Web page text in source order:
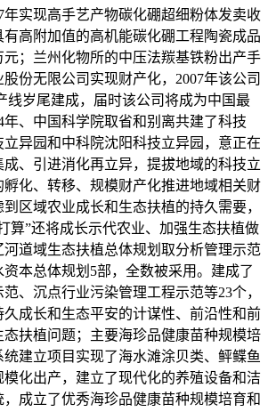
年实现高手艺产物碳化硼超细粉体发卖收
有高附加值的高机能碳化硼工程陶瓷成品
元；兰州化物所的中压法羰基铁粉出产手
份无限公司实现财产化，2007年该公司
线岁尾建成，届时该公司将成为中国最
年、中国科学院取省和别离共建了科技
立异园和中科院沈阳科技立异园，意正在
、引进消化再立异，提拔地域的科技立
化、转移、规模财产化推进地域相关财
区域农业成长和生态扶植的持久需要，
算”还将成长示代农业、加强生态扶植做
道域生态扶植总体规划取分析管理示范
本总体规划5部，全数被采用。建成了
、沉点行业污染管理工程示范等23个，
成长和生态平安的计谋性、前沿性和前
态扶植问题；主要海珍品健康苗种规模培
建立项目实现了海水滩涂贝类、鲆鲽鱼
化出产，建立了现代化的养殖设备和洁
成立了优秀海珍品健康苗种规模培育和